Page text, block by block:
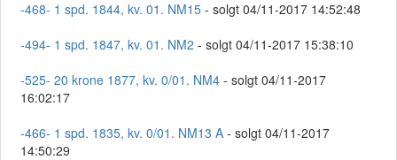
-468- 1 spd. 1844, kv. 01. NM15 - solgt 04/11-2017 14:52:48
-494- 1 spd. 1847, kv. 01. NM2 - solgt 04/11-2017 15:38:10
-525- 20 krone 1877, kv. 0/01. NM4 - solgt 04/11-2017
16:02:17
-466- 1 spd. 1835, kv. 0/01. NM13 A - solgt 04/11-2017
14:50:29